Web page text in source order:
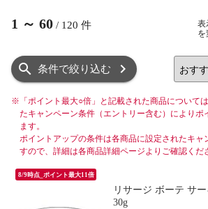
1 ～ 60 / 120 件
表
を
条件で絞り込む
※ 「ポイント最大○倍」と記載された商品について
たキャンペーン条件（エントリー含む）によりポ
ます。
ポイントアップの条件は各商品に設定されたキャ
すので、詳細は各商品詳細ページよりご確認くだ
8/9時点_ポイント最大11倍
リサージ ボーテ サ
30g